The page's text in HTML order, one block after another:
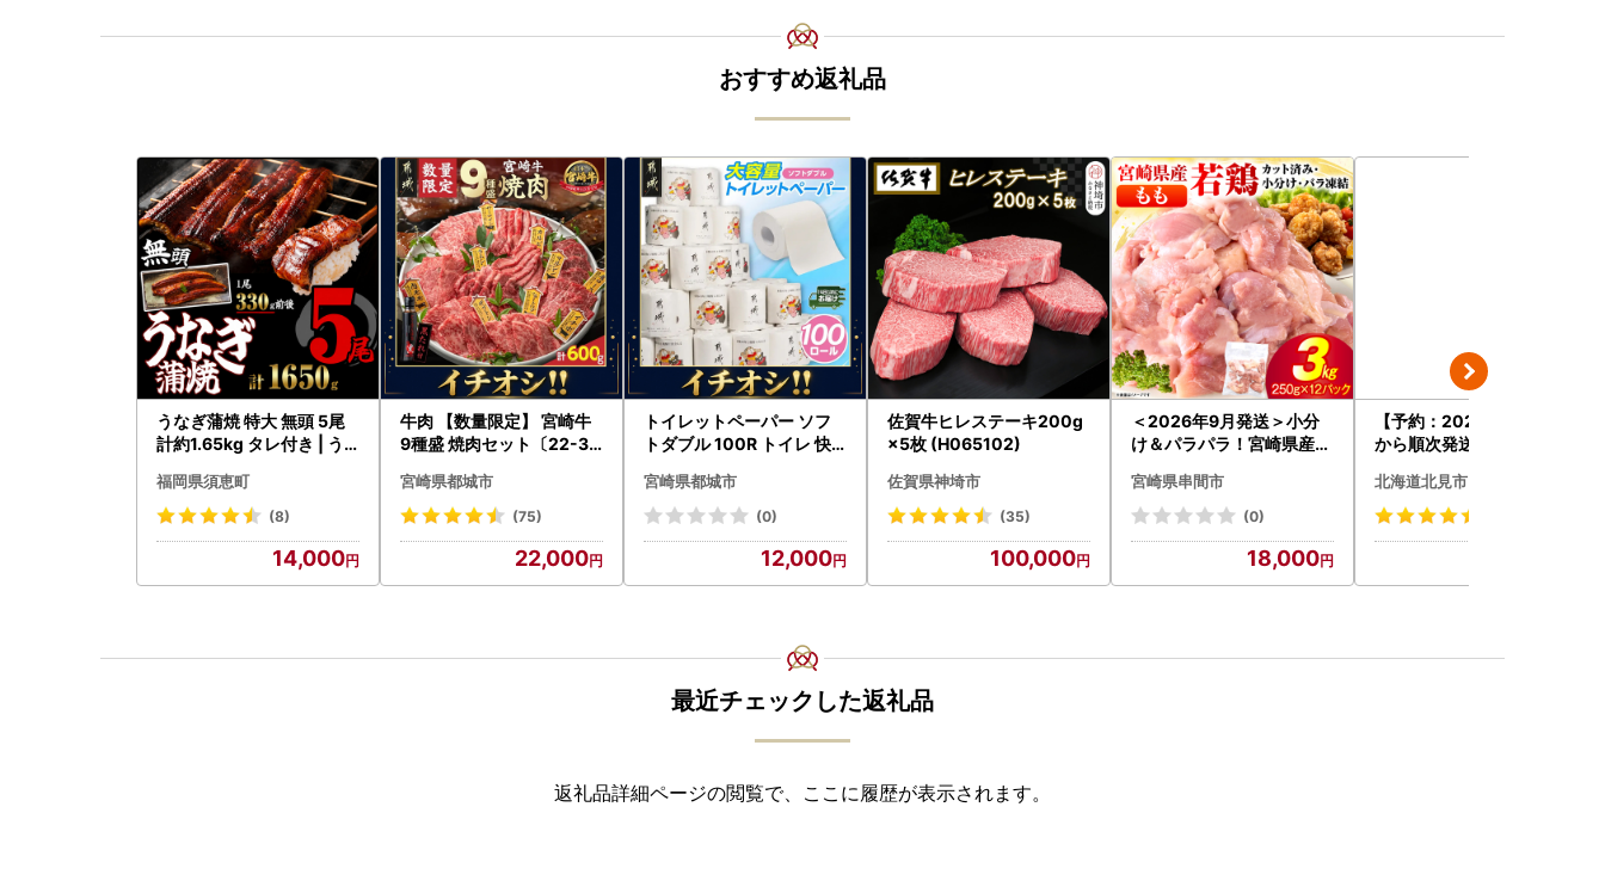
おすすめ返礼品
うなぎ蒲焼 特大 無頭 5尾
計約1.65kg タレ付き | う
福岡県須恵町
(8)
14,000
牛肉 【数量限定】 宮崎牛
9種盛 焼肉セット〔22-31
シ!! 牛肉
宮崎県都城市
(75)
22,000
トイレットペーパー ソフ
トダブル 100R トイレ 快
宮崎県都城市
(0)
12,000
佐賀牛ヒレステーキ200g
×5枚 (H065102)
佐賀県神埼市
(35)
100,000
＜2026年9月発送＞小分
け＆パラパラ！宮崎県産鶏
-009-2609
宮崎県串間市
(0)
18,000
【予約：2026年9月上旬
から順次発送】JAきたみ
g ( タマネギ たまねぎ 野菜
)【210-0003-2026】
北海道北見市
最近チェックした返礼品
返礼品詳細ページの閲覧で、ここに履歴が表示されます。